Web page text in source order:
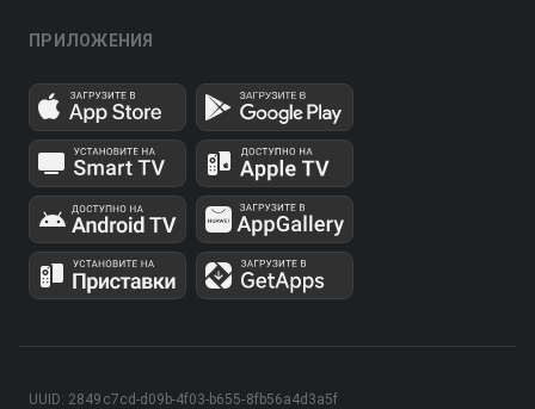
ПРИЛОЖЕНИЯ
UUID: 2849c7cd-d09b-4f03-b655-8fb56a4d3a5f